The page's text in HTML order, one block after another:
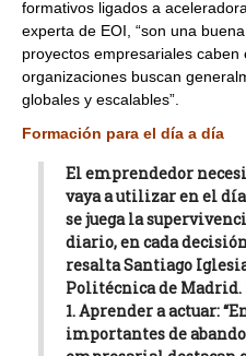
formativos ligados a
experta de EOI, “son una
proyectos empresariales
organizaciones buscan
globales y escalables”.
Formación para el día a día
El emprendedor
vaya a utilizar en el día
se juega la
diario, en cada
resalta Santiago
Politécnica de Madrid.
1. Aprender a actuar:
importantes de